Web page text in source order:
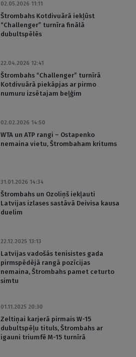
02.05.2026 11:11
Štrombahs Kotdivuārā iekļūst
“Challenger” turnīra finālā
dubultspēlēs
22.04.2026 12:41
Štrombahs “Challenger” turnīrā
Kotdivuārā piekāpjas ar pirmo
numuru izsētajam beļģim
02.02.2026 14:50
WTA un ATP rangi – Ostapenko
nemaina vietu, Štrombaham kritums
31.01.2026 14:34
Štrombahs un Ozoliņš iekļauti
Latvijas izlases sastāvā Deivisa kausa
duelim
22.12.2025 13:13
Latvijas vadošās tenisistes gada
pirmspēdējā rangā pozīcijas
nemaina, Štrombahs pamet ceturto
simtu
01.11.2025 20:30
Zeltiņai karjerā pirmais W-15
dubultspēļu tituls, Štrombahs ar
igauni triumfē M-15 turnīrā